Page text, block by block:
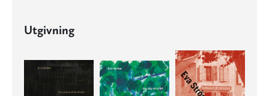
Utgivning